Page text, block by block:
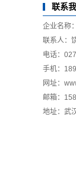
联系
企业名称
联系人：
电话：
手机：
网址：
邮箱：
地址：武